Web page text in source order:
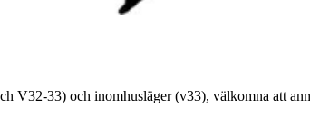
V32-33) och inomhusläger (v33), välkomna att